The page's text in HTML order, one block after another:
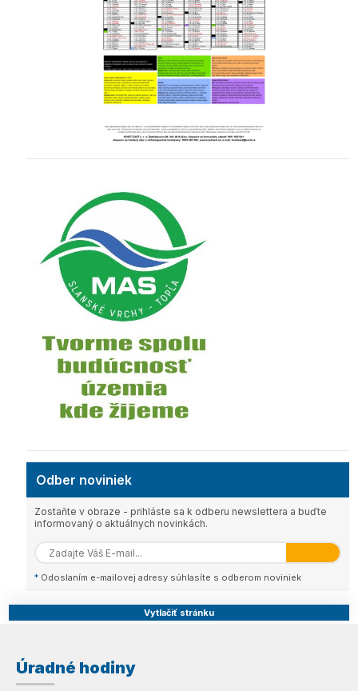
Odber noviniek
Zostaňte v obraze - prihláste sa k odberu newslettera a buďte
informovaný o aktuálnych novinkách.
* Odoslaním e-mailovej adresy súhlasíte s odberom noviniek
Vytlačiť stránku
Úradné hodiny